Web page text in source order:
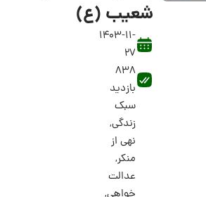
شعیب (ع)
1403-11-
27
838
بازدید
سبک
زندگی,
نهی از
منکر,
عدالت